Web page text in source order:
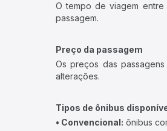
O tempo de viagem
passagem.
Preço da passagem
Os preços das
alterações.
Tipos de ônibus
• Convencional: ônibus